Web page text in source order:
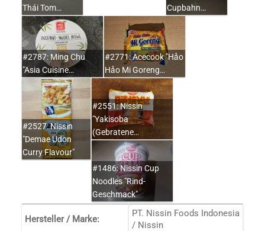
Thái Tom…
Cupbahn…
#2787: Ming Chu
"Asia Cuisine…
#2771: Acecook "Hảo
Hảo Mi Goreng…
#2527: Nissin
"Demae Udon
Curry Flavour"
#2551: Nissin
"Yakisoba
(Gebratene…
#1486: Nissin Cup
Noodles "Rind-
Geschmack"
Hersteller / Marke:
PT. Nissin Foods Indonesia
/ Nissin